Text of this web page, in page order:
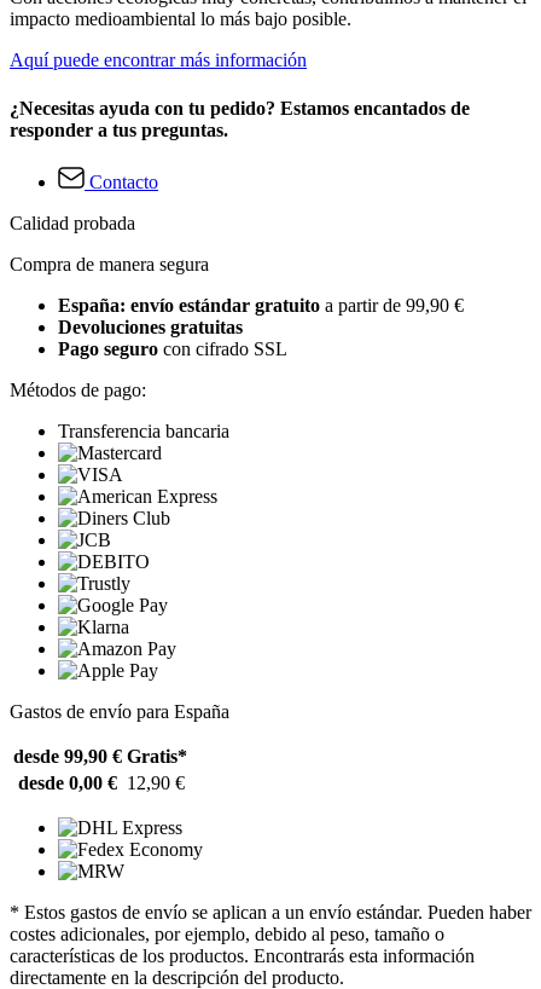
impacto medioambiental lo más bajo posible.
Aquí puede encontrar más información
¿Necesitas ayuda con tu pedido? Estamos encantados de
responder a tus preguntas.
Contacto
Calidad probada
Compra de manera segura
España: envío estándar gratuito a partir de 99,90 €
Devoluciones gratuitas
Pago seguro con cifrado SSL
Métodos de pago:
Transferencia bancaria
Gastos de envío para España
desde 99,90 € Gratis*
desde 0,00 € 12,90 €
* Estos gastos de envío se aplican a un envío estándar. Pueden haber
costes adicionales, por ejemplo, debido al peso, tamaño o
características de los productos. Encontrarás esta información
directamente en la descripción del producto.